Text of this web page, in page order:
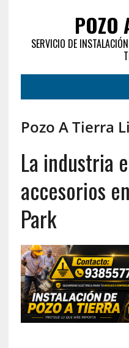
POZO
SERVICIO DE
Pozo A Tierra
La industria
accesorios
Park